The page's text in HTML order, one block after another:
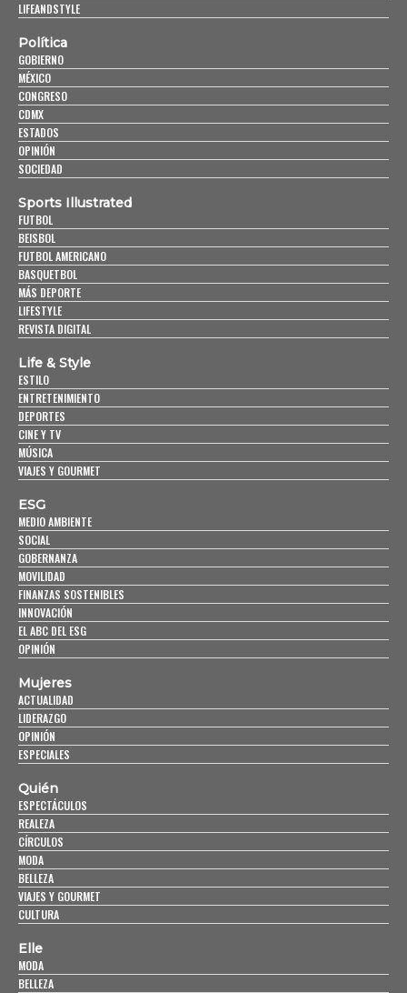
LIFEANDSTYLE
Política
GOBIERNO
MÉXICO
CONGRESO
CDMX
ESTADOS
OPINIÓN
SOCIEDAD
Sports Illustrated
FUTBOL
BEISBOL
FUTBOL AMERICANO
BASQUETBOL
MÁS DEPORTE
LIFESTYLE
REVISTA DIGITAL
Life & Style
ESTILO
ENTRETENIMIENTO
DEPORTES
CINE Y TV
MÚSICA
VIAJES Y GOURMET
ESG
MEDIO AMBIENTE
SOCIAL
GOBERNANZA
MOVILIDAD
FINANZAS SOSTENIBLES
INNOVACIÓN
EL ABC DEL ESG
OPINIÓN
Mujeres
ACTUALIDAD
LIDERAZGO
OPINIÓN
ESPECIALES
Quién
ESPECTÁCULOS
REALEZA
CÍRCULOS
MODA
BELLEZA
VIAJES Y GOURMET
CULTURA
Elle
MODA
BELLEZA